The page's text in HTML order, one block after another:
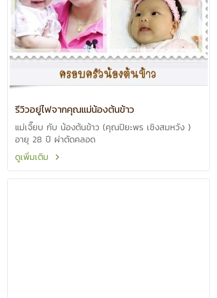
รีวิวอยู่ไฟจากคุณแม่น้องต้นข้าว
แม่เจี๊ยบ กับ น้องต้นข้าว (คุณปิยะพร เชิงสมหวัง )
อายุ 28 ปี ผ่าตัดคลอด
ดูเพิ่มเติม